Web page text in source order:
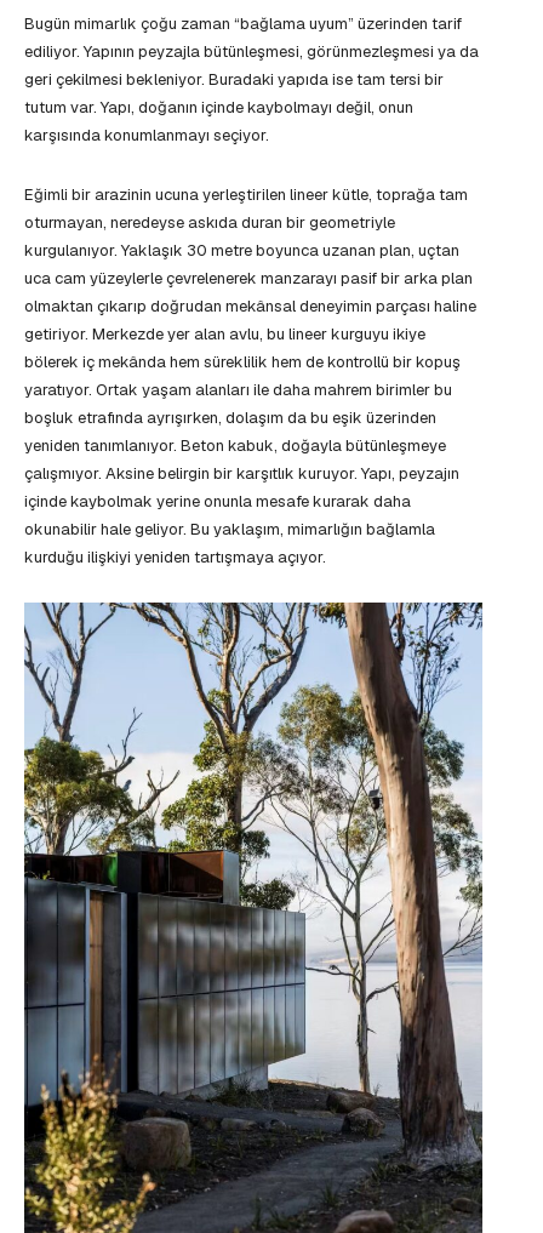
Bugün mimarlık çoğu zaman “bağlama uyum” üzerinden tarif
ediliyor. Yapının peyzajla bütünleşmesi, görünmezleşmesi ya da
geri çekilmesi bekleniyor. Buradaki yapıda ise tam tersi bir
tutum var. Yapı, doğanın içinde kaybolmayı değil, onun
karşısında konumlanmayı seçiyor.
Eğimli bir arazinin ucuna yerleştirilen lineer kütle, toprağa tam
oturmayan, neredeyse askıda duran bir geometriyle
kurgulanıyor. Yaklaşık 30 metre boyunca uzanan plan, uçtan
uca cam yüzeylerle çevrelenerek manzarayı pasif bir arka plan
olmaktan çıkarıp doğrudan mekânsal deneyimin parçası haline
getiriyor. Merkezde yer alan avlu, bu lineer kurguyu ikiye
bölerek iç mekânda hem süreklilik hem de kontrollü bir kopuş
yaratıyor. Ortak yaşam alanları ile daha mahrem birimler bu
boşluk etrafında ayrışırken, dolaşım da bu eşik üzerinden
yeniden tanımlanıyor. Beton kabuk, doğayla bütünleşmeye
çalışmıyor. Aksine belirgin bir karşıtlık kuruyor. Yapı, peyzajın
içinde kaybolmak yerine onunla mesafe kurarak daha
okunabilir hale geliyor. Bu yaklaşım, mimarlığın bağlamla
kurduğu ilişkiyi yeniden tartışmaya açıyor.